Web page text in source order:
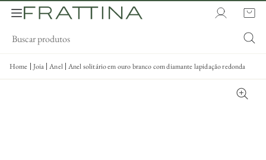
Home Joia Anel Anel solitário em ouro branco com diamante lapidação redonda